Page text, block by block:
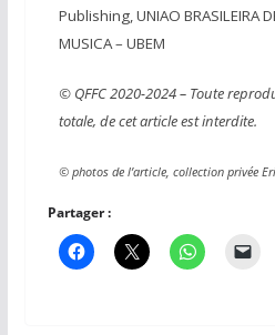
Publishing, UNIAO BRASILEIRA
MUSICA – UBEM
© QFFC 2020-2024 – Toute
totale, de cet article est interdite.
© photos de l’article, collection privée
Partager :